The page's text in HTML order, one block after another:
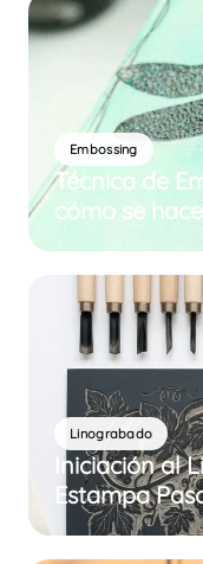
Embossing
Técnica de
cómo se
Linograbado
Iniciación al
Estampa